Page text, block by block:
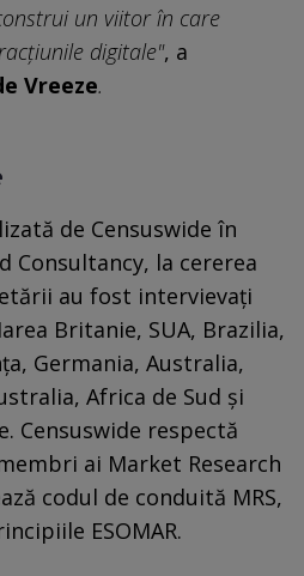
un viitor în care
digitale", a
Vreeze.
de Censuswide în
Consultancy, la cererea
au fost intervievați
Britanie, SUA, Brazilia,
Germania, Australia,
Africa de Sud și
Censuswide respectă
ai Market Research
codul de conduită MRS,
ESOMAR.